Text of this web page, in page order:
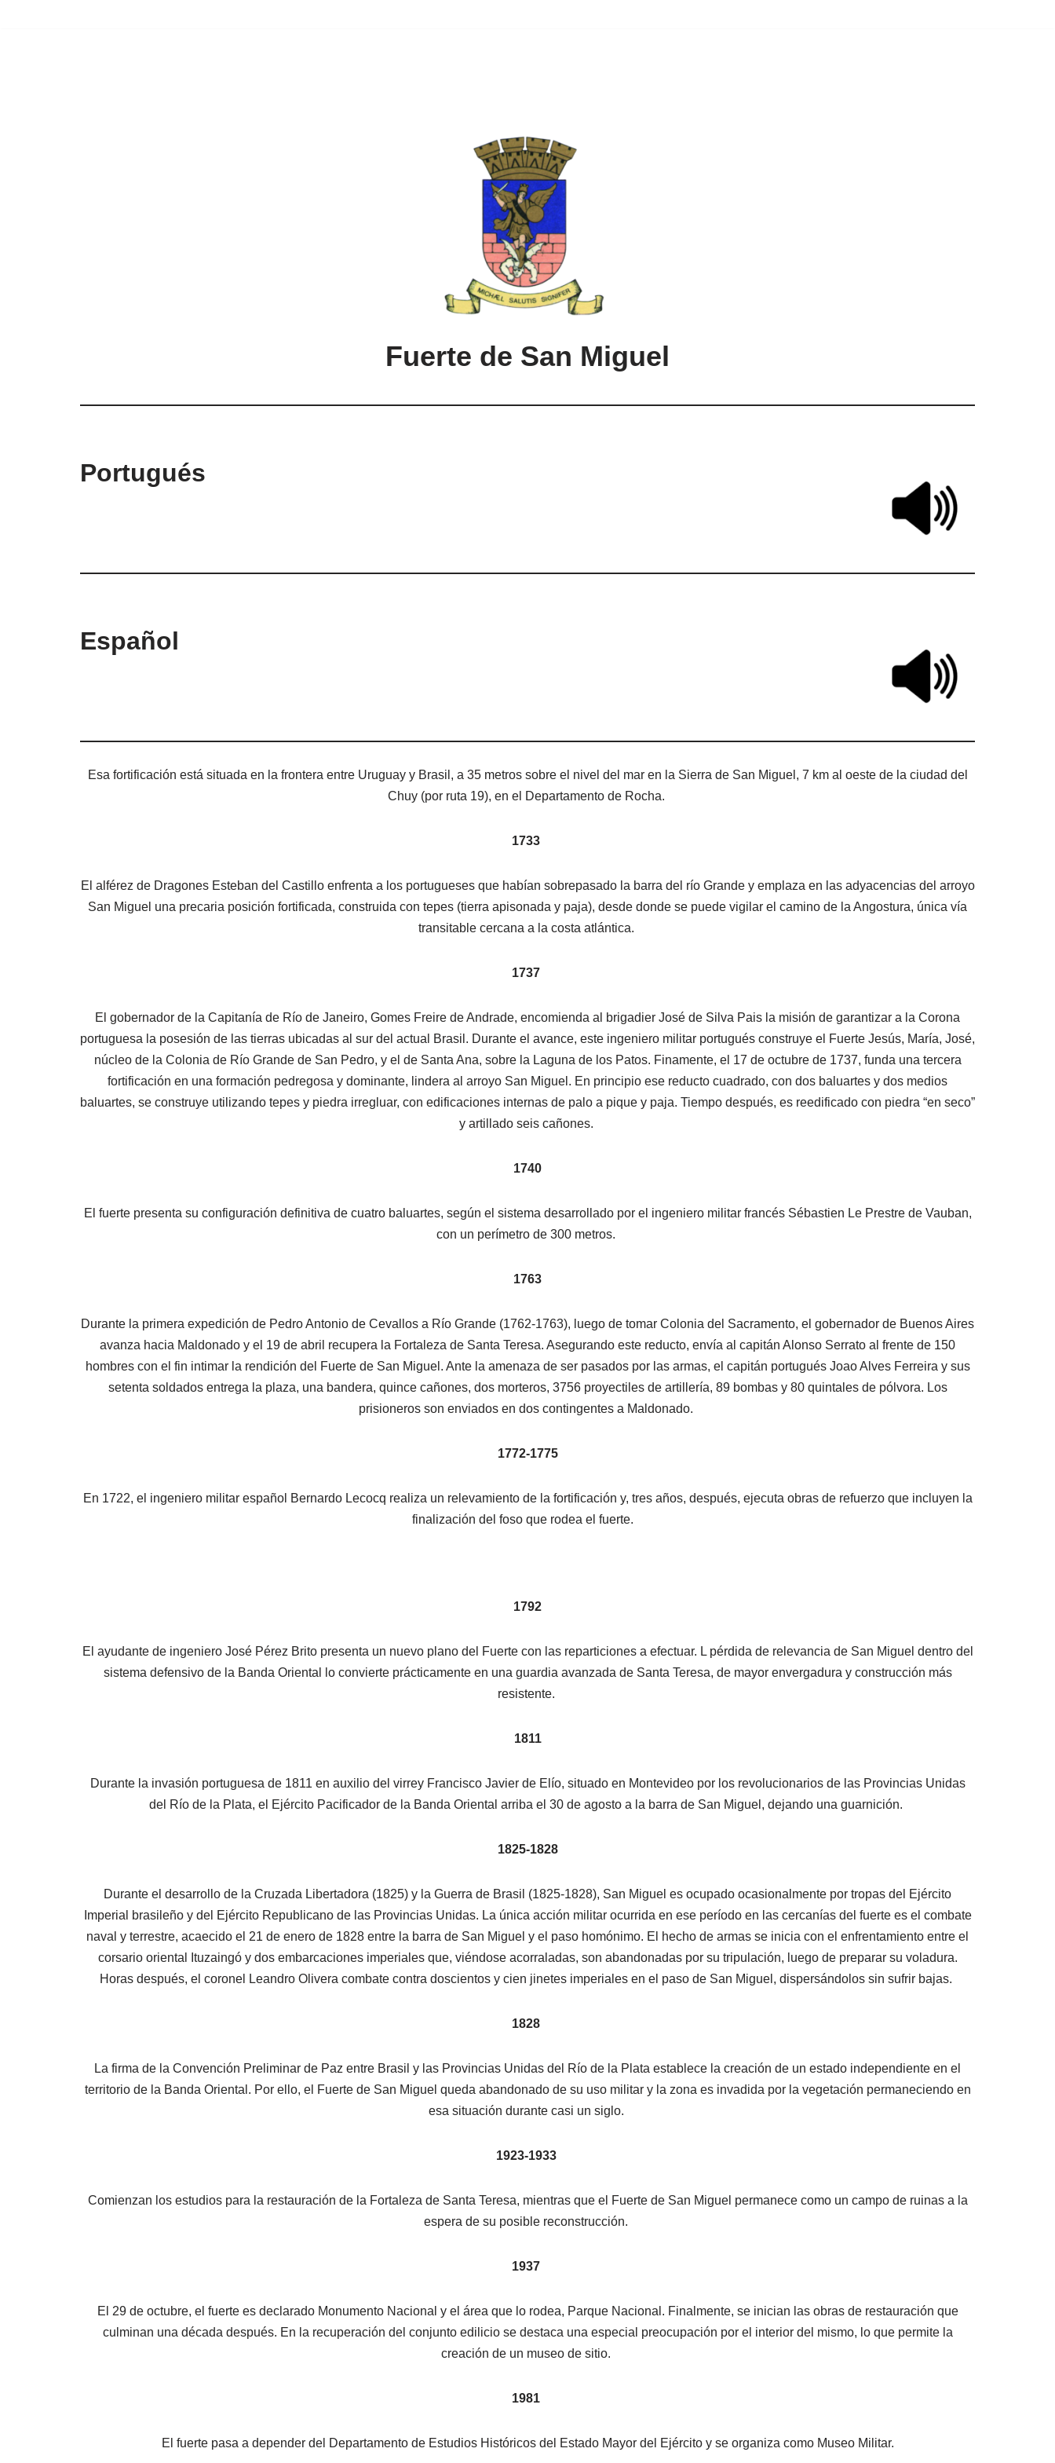
Fuerte de San Miguel
Portugués
Español
Esa fortificación está situada en la frontera entre Uruguay y Brasil, a 35 metros sobre el nivel del mar en la Sierra de San Miguel, 7 km al oeste de la ciudad del
Chuy (por ruta 19), en el Departamento de Rocha.
1733
El alférez de Dragones Esteban del Castillo enfrenta a los portugueses que habían sobrepasado la barra del río Grande y emplaza en las adyacencias del arroyo
San Miguel una precaria posición fortificada, construida con tepes (tierra apisonada y paja), desde donde se puede vigilar el camino de la Angostura, única vía
transitable cercana a la costa atlántica.
1737
El gobernador de la Capitanía de Río de Janeiro, Gomes Freire de Andrade, encomienda al brigadier José de Silva Pais la misión de garantizar a la Corona
portuguesa la posesión de las tierras ubicadas al sur del actual Brasil. Durante el avance, este ingeniero militar portugués construye el Fuerte Jesús, María, José,
núcleo de la Colonia de Río Grande de San Pedro, y el de Santa Ana, sobre la Laguna de los Patos. Finamente, el 17 de octubre de 1737, funda una tercera
fortificación en una formación pedregosa y dominante, lindera al arroyo San Miguel. En principio ese reducto cuadrado, con dos baluartes y dos medios
baluartes, se construye utilizando tepes y piedra irregluar, con edificaciones internas de palo a pique y paja. Tiempo después, es reedificado con piedra “en seco”
y artillado seis cañones.
1740
El fuerte presenta su configuración definitiva de cuatro baluartes, según el sistema desarrollado por el ingeniero militar francés Sébastien Le Prestre de Vauban,
con un perímetro de 300 metros.
1763
Durante la primera expedición de Pedro Antonio de Cevallos a Río Grande (1762-1763), luego de tomar Colonia del Sacramento, el gobernador de Buenos Aires
avanza hacia Maldonado y el 19 de abril recupera la Fortaleza de Santa Teresa. Asegurando este reducto, envía al capitán Alonso Serrato al frente de 150
hombres con el fin intimar la rendición del Fuerte de San Miguel. Ante la amenaza de ser pasados por las armas, el capitán portugués Joao Alves Ferreira y sus
setenta soldados entrega la plaza, una bandera, quince cañones, dos morteros, 3756 proyectiles de artillería, 89 bombas y 80 quintales de pólvora. Los
prisioneros son enviados en dos contingentes a Maldonado.
1772-1775
En 1722, el ingeniero militar español Bernardo Lecocq realiza un relevamiento de la fortificación y, tres años, después, ejecuta obras de refuerzo que incluyen la
finalización del foso que rodea el fuerte.
1792
El ayudante de ingeniero José Pérez Brito presenta un nuevo plano del Fuerte con las reparticiones a efectuar. L pérdida de relevancia de San Miguel dentro del
sistema defensivo de la Banda Oriental lo convierte prácticamente en una guardia avanzada de Santa Teresa, de mayor envergadura y construcción más
resistente.
1811
Durante la invasión portuguesa de 1811 en auxilio del virrey Francisco Javier de Elío, situado en Montevideo por los revolucionarios de las Provincias Unidas
del Río de la Plata, el Ejército Pacificador de la Banda Oriental arriba el 30 de agosto a la barra de San Miguel, dejando una guarnición.
1825-1828
Durante el desarrollo de la Cruzada Libertadora (1825) y la Guerra de Brasil (1825-1828), San Miguel es ocupado ocasionalmente por tropas del Ejército
Imperial brasileño y del Ejército Republicano de las Provincias Unidas. La única acción militar ocurrida en ese período en las cercanías del fuerte es el combate
naval y terrestre, acaecido el 21 de enero de 1828 entre la barra de San Miguel y el paso homónimo. El hecho de armas se inicia con el enfrentamiento entre el
corsario oriental Ituzaingó y dos embarcaciones imperiales que, viéndose acorraladas, son abandonadas por su tripulación, luego de preparar su voladura.
Horas después, el coronel Leandro Olivera combate contra doscientos y cien jinetes imperiales en el paso de San Miguel, dispersándolos sin sufrir bajas.
1828
La firma de la Convención Preliminar de Paz entre Brasil y las Provincias Unidas del Río de la Plata establece la creación de un estado independiente en el
territorio de la Banda Oriental. Por ello, el Fuerte de San Miguel queda abandonado de su uso militar y la zona es invadida por la vegetación permaneciendo en
esa situación durante casi un siglo.
1923-1933
Comienzan los estudios para la restauración de la Fortaleza de Santa Teresa, mientras que el Fuerte de San Miguel permanece como un campo de ruinas a la
espera de su posible reconstrucción.
1937
El 29 de octubre, el fuerte es declarado Monumento Nacional y el área que lo rodea, Parque Nacional. Finalmente, se inician las obras de restauración que
culminan una década después. En la recuperación del conjunto edilicio se destaca una especial preocupación por el interior del mismo, lo que permite la
creación de un museo de sitio.
1981
El fuerte pasa a depender del Departamento de Estudios Históricos del Estado Mayor del Ejército y se organiza como Museo Militar.